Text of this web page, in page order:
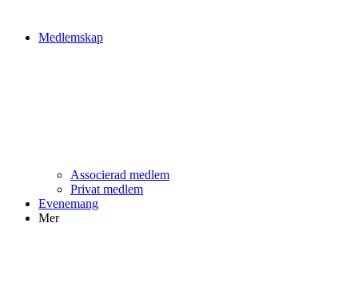
Medlemskap
Associerad medlem
Privat medlem
Evenemang
Mer